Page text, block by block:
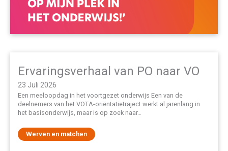
Ervaringsverhaal van PO naar VO
23 Juli 2026
Een meeloopdag in het voortgezet onderwijs Een van de
deelnemers van het VOTA-oriëntatietraject werkt al jarenlang in
het basisonderwijs, maar is op zoek naar…
Werven en matchen